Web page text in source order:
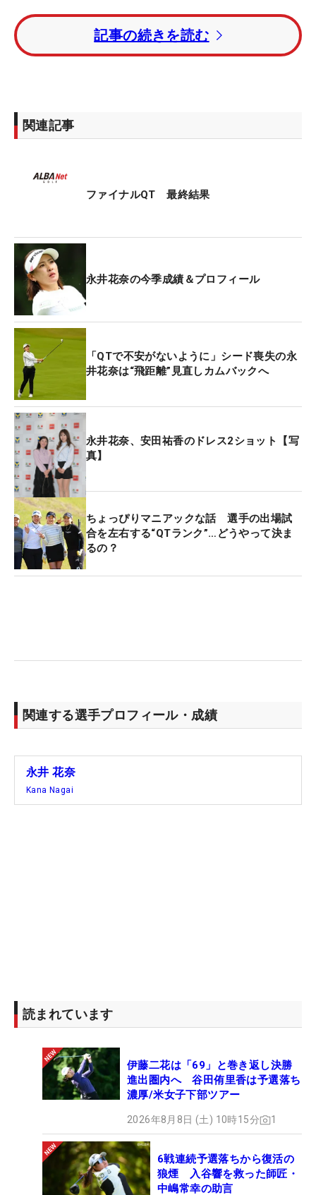
前日に続き風速6.5メートル/秒の強風が吹き、体の
芯まで冷え込むような寒さ。青のダウンジャケット
を着用しながらのプレーで、ラウンド後に開口一番
「72」のパープレーで乗り切り、前日に奪った首位
の座を守りきった。
このQTでは優勝が存在せず、来季のレギュラーツア
ー前半戦出場権が得られれば、それでいい。永井が
も増す。そこは計算しながらも、まずはグリーンに
乗せてパーを拾うことが大事になった。
もちろん、それが可能になったのは前日までにトー
タル7アンダーまで伸ばしていたことが大きい。
「これだけ（スコアに余裕が）あったので楽にでき
ました。下のことも考えなかったです」。“貯金”を
生かしてセーフティに。長年シード選手としてプレ
ーしてきた経験は、こういう部分でも生きてくる。
「もちろんQTに来ることは楽しいものじゃないけ
ど…」。こう前置きはするが、今回は“気持ちの余
裕”がいい方向に物事を運んでいる。プロ2年目の
2017年に初めてシードを手にしたが、統合された
20-21年シーズンに一度、手放した。「シードを保
持しないと…」。その時はこんな考えも頭を巡って
いたが、今は「一回シードを落としてから、考えな
いようにしています」と、そこに執着せず、いい意
認することもできた。その結果、連日、強風が吹い
た葛城でスコアを伸ばすことにも成功。「気楽
QTは41位と苦しんだが、今回はトップ通過だ。心
境の違いが結果として現れた。
記事の続きを読む
関連記事
ファイナルQT 最終結果
永井花奈の今季成績＆プロフィール
「QTで不安がないように」シード喪失の永
井花奈は“飛距離”見直しカムバックへ
永井花奈、安田祐香のドレス2ショット【写
真】
ちょっぴりマニアックな話 選手の出場試
合を左右する“QTランク”…どうやって決ま
るの？
関連する選手プロフィール・成績
永井 花奈
Kana Nagai
読まれています
伊藤二花は「69」と巻き返し決勝
進出圏内へ 谷田侑里香は予選落ち
濃厚/米女子下部ツアー
2026年8月8日 (土) 10時15分 1
6戦連続予選落ちから復活の
狼煙 入谷響を救った師匠・
中嶋常幸の助言